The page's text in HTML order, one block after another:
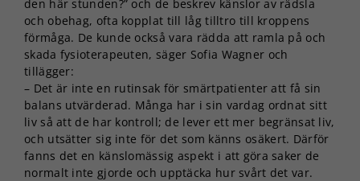
den här stunden?” och de beskrev känslor av rädsla
och obehag, ofta kopplat till låg tilltro till kroppens
förmåga. De kunde också vara rädda att ramla på och
skada fysioterapeuten, säger Sofia Wagner och
tillägger:
– Det är inte en rutinsak för smärtpatienter att få sin
balans utvärderad. Många har i sin vardag ordnat sitt
liv så att de har kontroll; de lever ett mer begränsat liv,
och utsätter sig inte för det som känns osäkert. Därför
fanns det en känslomässig aspekt i att göra saker de
normalt inte gjorde och upptäcka hur svårt det var.